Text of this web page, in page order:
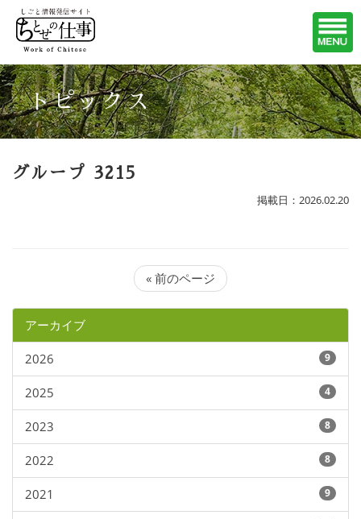
トピックス
グループ 3215
掲載日：2026.02.20
« 前のページ
アーカイブ
2026 9
2025 4
2023 8
2022 8
2021 9